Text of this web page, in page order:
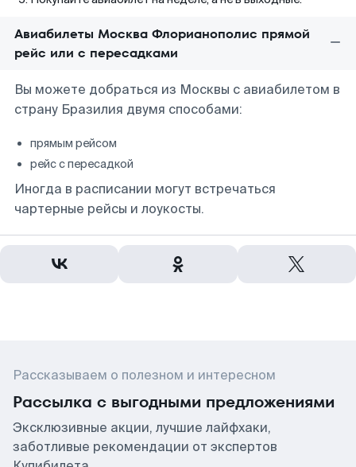
Авиабилеты Москва Флорианополис прямой
рейс или с пересадками
Вы можете добраться из Москвы с авиабилетом в
страну Бразилия двумя способами:
прямым рейсом
рейс с пересадкой
Иногда в расписании могут встречаться
чартерные рейсы и лоукосты.
Рассказываем о полезном и интересном
Рассылка с выгодными предложениями
Эксклюзивные акции, лучшие лайфхаки,
заботливые рекомендации от экспертов